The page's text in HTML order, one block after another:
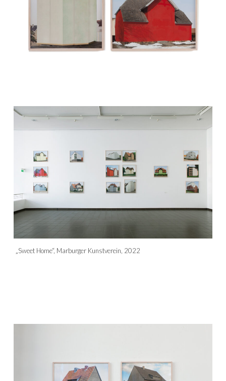
„Sweet Home“, Marburger Kunstverein, 2022